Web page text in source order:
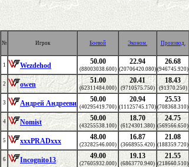
№ Игрок Боевой Эконом. Производ.
1 Wezdehod 50.00
(88003038.600)
22.94
(20706420.080)
26.68
(946745.920)
2 owen 51.00
(62311484.000)
20.41
(9710575.750)
18.43
(91370.250)
3 Андрей Андрееви 50.00
(40295419.700)
20.94
(11125745.170)
25.53
(708368.310)
4 Nomist 50.00
(43255538.100)
18.70
(6124301.380)
24.75
(569566.650)
5 xxxPRADxxx 48.00
(23282546.000)
16.87
(3668955.420)
21.08
(188359.720)
6 Incognito13 49.00
(27605932.000)
19.13
(6863770.940)
21.55
(218660.510)